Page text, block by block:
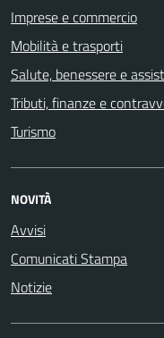
Imprese e commercio
Mobilità e trasporti
Salute, benessere e
Tributi, finanze e
Turismo
NOVITÀ
Avvisi
Comunicati Stampa
Notizie